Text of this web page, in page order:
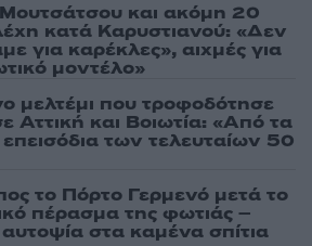
και ακόμη 20
κατά Καρυστιανού: «Δεν
για καρέκλες», αιχμές για
μοντέλο»
μελτέμι που τροφοδότησε
Αττική και Βοιωτία: «Από τα
των τελευταίων 50
το Πόρτο Γερμενό μετά το
πέρασμα της φωτιάς –
στα καμένα σπίτια